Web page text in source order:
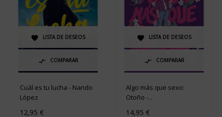
 LISTA DE DESEOS
 COMPARAR
Cuál es tu lucha - Nando
López
12,95 €
 LISTA DE DESEOS
 COMPARAR
Algo más que sexo:
Otoño -...
14,95 €